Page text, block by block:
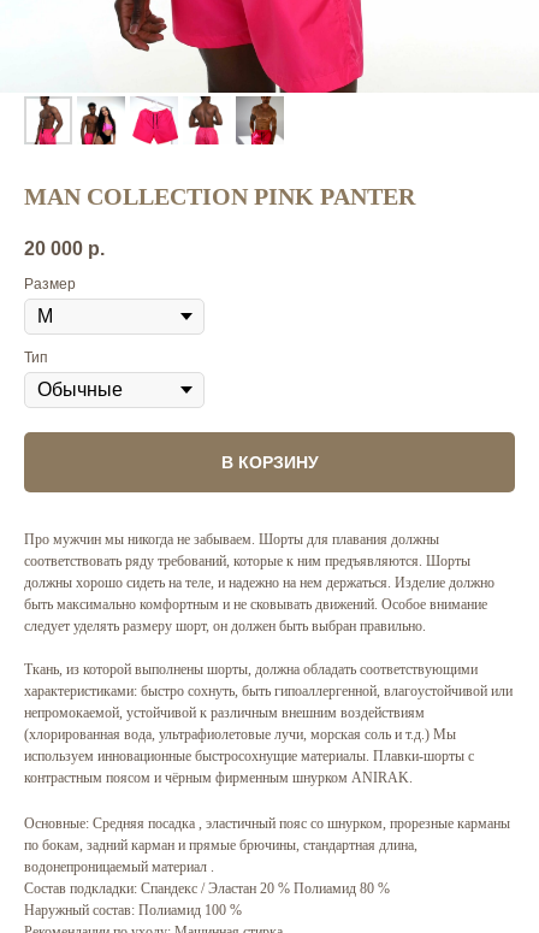
MAN COLLECTION PINK PANTER
20 000 р.
Размер
Тип
В КОРЗИНУ
Про мужчин мы никогда не забываем. Шорты для плавания должны
соответствовать ряду требований, которые к ним предъявляются. Шорты
должны хорошо сидеть на теле, и надежно на нем держаться. Изделие должно
быть максимально комфортным и не сковывать движений. Особое внимание
следует уделять размеру шорт, он должен быть выбран правильно.
Ткань, из которой выполнены шорты, должна обладать соответствующими
характеристиками: быстро сохнуть, быть гипоаллергенной, влагоустойчивой или
непромокаемой, устойчивой к различным внешним воздействиям
(хлорированная вода, ультрафиолетовые лучи, морская соль и т.д.) Мы
используем инновационные быстросохнущие материалы. Плавки-шорты с
контрастным поясом и чёрным фирменным шнурком ANIRAK.
Основные: Средняя посадка , эластичный пояс со шнурком, прорезные карманы
по бокам, задний карман и прямые брючины, стандартная длина,
водонепроницаемый материал .
Состав подкладки: Спандекс / Эластан 20 % Полиамид 80 %
Наружный состав: Полиамид 100 %